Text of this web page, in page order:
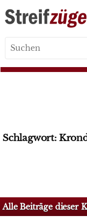
for:
Schlagwort:
Alle Beiträge dieser